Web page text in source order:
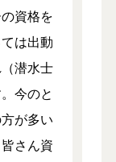
資格を
は出動
潜水士
今のと
が多い
さん資